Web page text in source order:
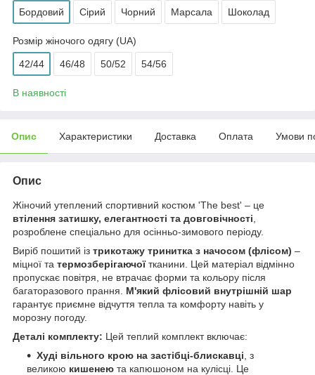
Бордовий Сірий Чорний Марсала Шоколад
Розмір жіночого одягу (UA)
42/44 46/48 50/52 54/56
В наявності
Опис Характеристики Доставка Оплата Умови
Опис
Жіночий утеплений спортивний костюм 'The best' – це
втілення затишку, елегантності та довговічності
розроблене спеціально для осінньо-зимового періоду.
Виріб пошитий із трикотажу тринитка з начосом (флісом) –
міцної та термозберігаючоїтканини. Цей матеріал відмінно
пропускає повітря, не втрачає форми та кольору після
багаторазового прання. М'який флісовий внутрішній шар
гарантує приємне відчуття тепла та комфорту навіть у
морозну погоду.
Деталі комплекту: Цей теплий комплект включає:
Худі вільного крою на застібці-блискавці , з
великою кишенею та капюшоном на кулісці. Це